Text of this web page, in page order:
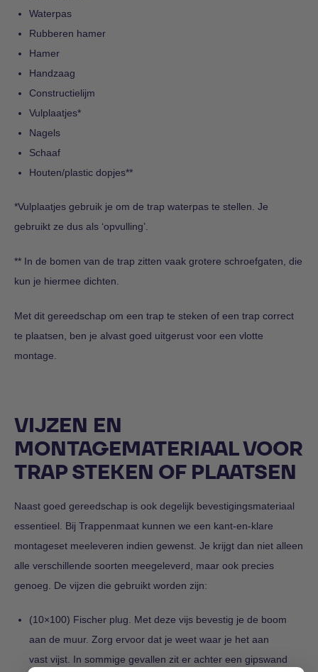
Waterpas
Rubberen hamer
Hamer
Handzaag
Constructielijm
Vulplaatjes*
Nagels
Schaaf
Houten/plastic dopjes**
*Vulplaatjes gebruik je om de trap waterpas te stellen. Je
gebruikt ze dus als ‘opvulling’.
** In de bomen van de trap zitten vaak grotere schroefgaten, die
kun je hiermee dichten.
Met dit gereedschap om een trap te steken of een trap correct
te plaatsen, ben je alvast goed uitgerust voor een vlotte
montage.
VIJZEN EN
MONTAGEMATERIAAL VOOR
TRAP STEKEN OF PLAATSEN
Naast goed gereedschap is ook degelijk bevestigingsmateriaal
essentieel. Bij Trappenmaat kunnen we een kant-en-klare
montageset meeleveren indien gewenst. Je krijgt dan niet alleen
alle verschillende soorten meegeleverd, maar ook precies
genoeg. De vijzen die gebruikt worden zijn:
(10×100) Fischer plug. Met deze vijs bevestig je de boom
aan de muur. Zorg ervoor dat je weet waar je het aan
vast vijst. In sommige gevallen zit er achter een gipswand